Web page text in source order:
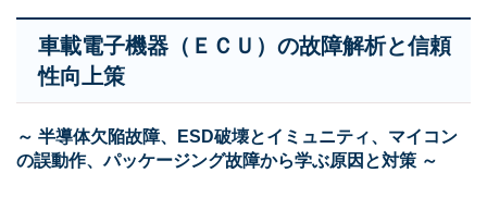
車載電子機器（ＥＣＵ）の故障解析と信頼
性向上策
～ 半導体欠陥故障、ESD破壊とイミュニティ、マイコン
の誤動作、パッケージング故障から学ぶ原因と対策 ～